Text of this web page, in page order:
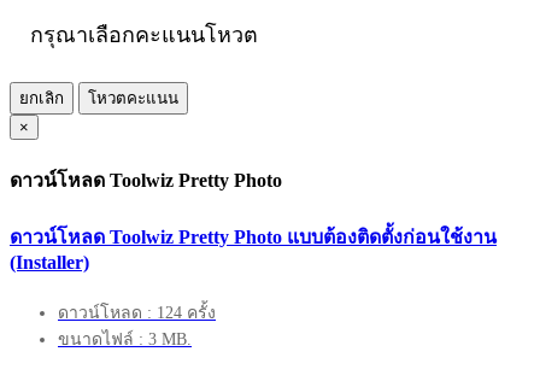
กรุณาเลือกคะแนนโหวต
ยกเลิก
โหวตคะแนน
×
ดาวน์โหลด Toolwiz Pretty Photo
ดาวน์โหลด Toolwiz Pretty Photo แบบต้องติดตั้งก่อนใช้งาน
(Installer)
ดาวน์โหลด : 124 ครั้ง
ขนาดไฟล์ : 3 MB.